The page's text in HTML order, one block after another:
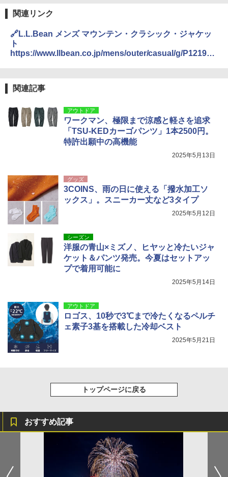
関連リンク
🔗L.L.Bean メンズ マウンテン・クラシック・ジャケッ
ト
https://www.llbean.co.jp/mens/outer/casual/g/P121903
関連記事
アウトドア
ワークマン、極限まで涼感と軽さを追求
「TSU-KEDカーゴパンツ」1本2500円。
特許出願中の高機能
2025年5月13日
グッズ
3COINS、雨の日に使える「撥水加工ソ
ックス」。スニーカー丈など3タイプ
2025年5月12日
シーズン
洋服の青山×ミズノ、ヒヤッと冷たいジャ
ケット＆パンツ発売。今夏はセットアッ
プで着用可能に
2025年5月14日
アウトドア
ロゴス、10秒で3℃まで冷たくなるペルチ
ェ素子3基を搭載した冷却ベスト
2025年5月21日
トップページに戻る
おすすめ記事